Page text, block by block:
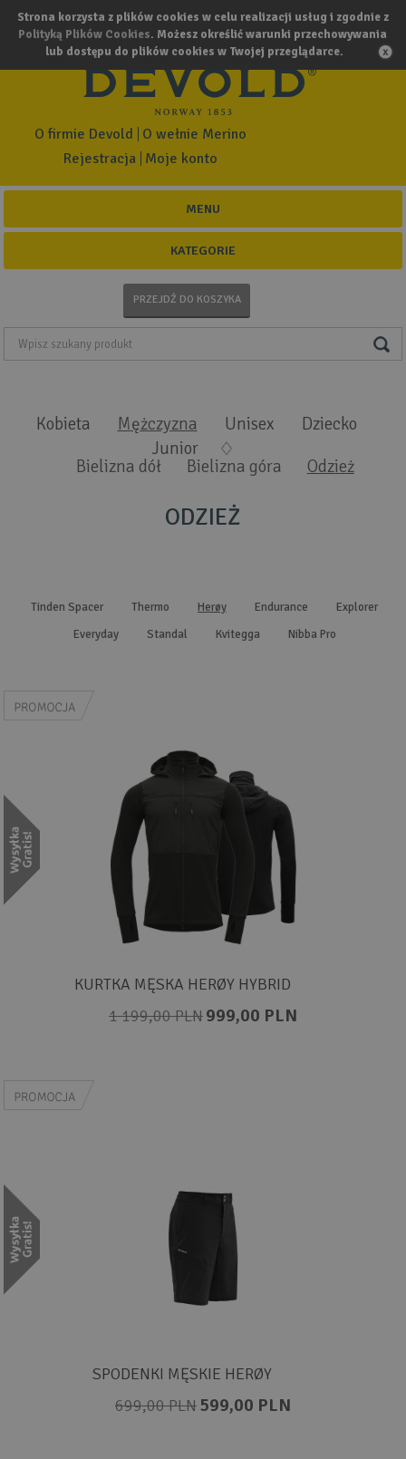
Strona korzysta z plików cookies w celu realizacji usług i zgodnie z
Polityką Plików Cookies. Możesz określić warunki przechowywania
lub dostępu do plików cookies w Twojej przeglądarce.
Rejestracja Moje konto
O firmie Devold O wełnie Merino
MENU
KATEGORIE
PRZEJDŹ DO KOSZYKA
Kobieta
Mężczyzna
Bielizna dół
Bielizna góra Odzież
Unisex
Dziecko
Junior
Tinden Spacer Thermo Herøy Endurance
Explorer
Everyday
Standal Kvitegga Nibba Pro
ODZIEŻ
KURTKA MĘSKA HERØY HYBRID
1 199,00 PLN999,00 PLN
SPODENKI MĘSKIE HERØY
699,00 PLN599,00 PLN